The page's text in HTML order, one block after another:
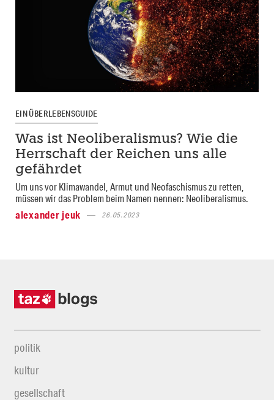
EIN ÜBERLEBENSGUIDE
Was ist Neoliberalismus? Wie die
Herrschaft der Reichen uns alle
gefährdet
Um uns vor Klimawandel, Armut und Neofaschismus zu retten,
müssen wir das Problem beim Namen nennen: Neoliberalismus.
alexander jeuk
26.05.2023
politik
kultur
gesellschaft